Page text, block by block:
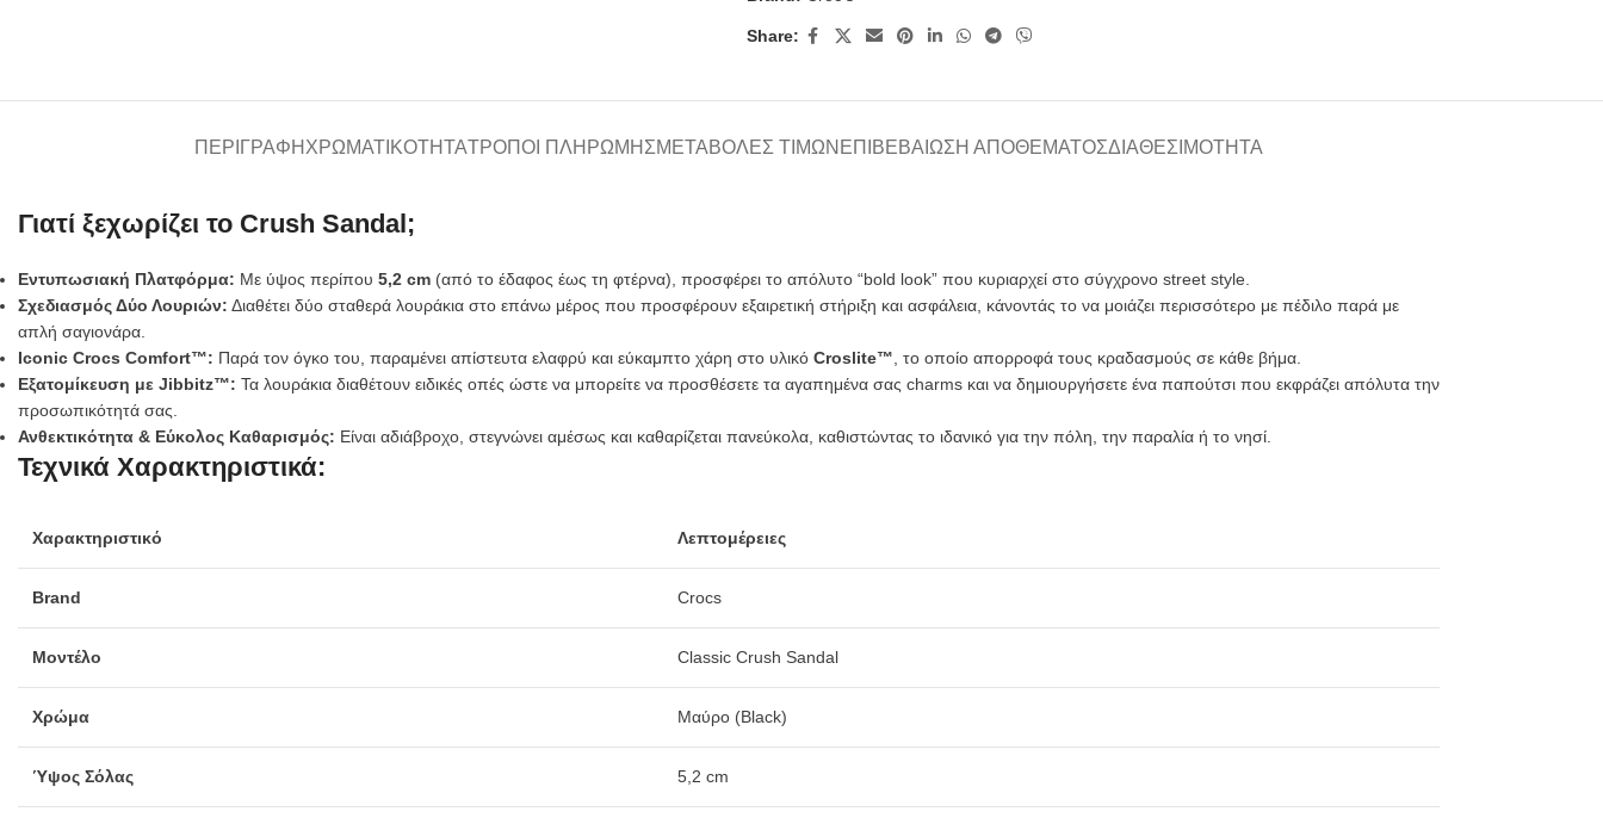
Share:
ΠΕΡΙΓΡΑΦΉ ΧΡΩΜΑΤΙΚΌΤΗΤΑΤΡΌΠΟΙ ΠΛΗΡΩΜΉΣΜΕΤΑΒΟΛΈΣ ΤΙΜΏΝ ΕΠΙΒΕΒΑΊΩΣΗ ΑΠΟΘΈΜΑΤΟΣΔΙΑΘΕΣΙΜΌΤΗΤΑ
Γιατί ξεχωρίζει το Crush Sandal;
Εντυπωσιακή Πλατφόρμα: Με ύψος περίπου 5,2 cm (από το έδαφος έως τη φτέρνα), προσφέρει το απόλυτο “bold look” που κυριαρχεί στο σύγχρονο street style.
Σχεδιασμός Δύο Λουριών: Διαθέτει δύο σταθερά λουράκια στο επάνω μέρος που προσφέρουν εξαιρετική στήριξη και ασφάλεια, κάνοντάς το να μοιάζει περισσότερο με πέδιλο παρά με
απλή σαγιονάρα.
Iconic Crocs Comfort™: Παρά τον όγκο του, παραμένει απίστευτα ελαφρύ και εύκαμπτο χάρη στο υλικό Croslite™ , το οποίο απορροφά τους κραδασμούς σε κάθε βήμα.
Εξατομίκευση με Jibbitz™: Τα λουράκια διαθέτουν ειδικές οπές ώστε να μπορείτε να προσθέσετε τα αγαπημένα σας charms και να δημιουργήσετε ένα παπούτσι που εκφράζει απόλυτα την
προσωπικότητά σας.
Ανθεκτικότητα & Εύκολος Καθαρισμός: Είναι αδιάβροχο, στεγνώνει αμέσως και καθαρίζεται πανεύκολα, καθιστώντας το ιδανικό για την πόλη, την παραλία ή το νησί.
Τεχνικά Χαρακτηριστικά:
Χαρακτηριστικό Λεπτομέρειες
Brand Crocs
Μοντέλο Classic Crush Sandal
Χρώμα Μαύρο (Black)
Ύψος Σόλας 5,2 cm